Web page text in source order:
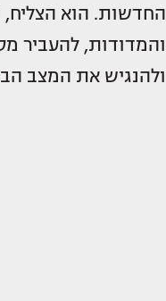
החדשות. הוא הצליח,
והמדודות, להעביר
ולהנגיש את המצב